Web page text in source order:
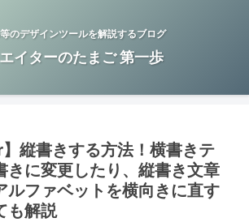
のデザインツールを解説するブログ
イターのたまご 第一歩
縦書きする方法！横書きテ
きに変更したり、縦書き文章
ルファベットを横向きに直す
も解説